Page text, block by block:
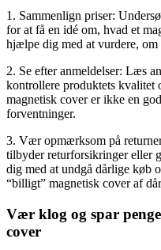
1. Sammenlign priser:
for at få en idé om, hvad et
hjælpe dig med at vurdere,
2. Se efter anmeldelser: Læs
kontrollere produktets kvalitet
magnetisk cover er ikke en
forventninger.
3. Vær opmærksom på
tilbyder returforsikringer eller
dig med at undgå dårlige køb
“billigt” magnetisk cover af
Vær klog og spar
cover